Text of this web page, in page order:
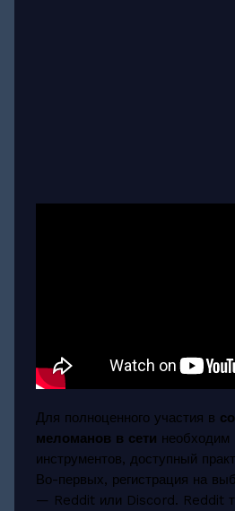
Для полноценного участия в
меломанов в сети
инструментов, доступный
Во-первых, регистрация на
— Reddit или Discord. Reddit